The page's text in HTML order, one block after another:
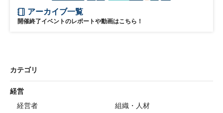
アーカイブ一覧
開催終了イベントのレポートや動画はこちら！
カテゴリ
経営
経営者
組織・人材